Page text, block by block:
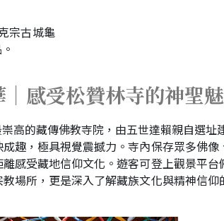
宗古城龜
感受松贊林寺的神聖
高的藏傳佛教寺院，由五世達賴親自選
趣，極具視覺震撼力。寺內保存眾多佛
感受藏地信仰文化。遊客可登上觀景平
場所，更是深入了解藏族文化與精神信